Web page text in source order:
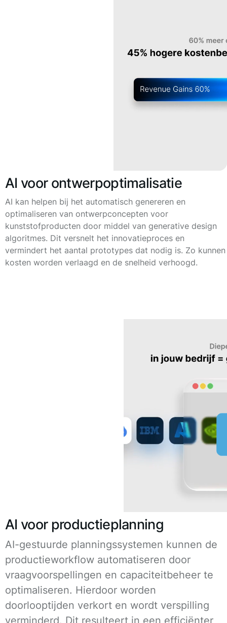
AI voor ontwerpoptimalisatie
AI kan helpen bij het automatisch genereren en
optimaliseren van ontwerpconcepten voor
kunststofproducten door middel van generative design
algoritmes. Dit versnelt het innovatieproces en
vermindert het aantal prototypes dat nodig is. Zo kunnen
kosten worden verlaagd en de snelheid verhoogd.
AI voor productieplanning
AI-gestuurde planningssystemen kunnen de
productieworkflow automatiseren door
vraagvoorspellingen en capaciteitbeheer te
optimaliseren. Hierdoor worden
doorlooptijden verkort en wordt verspilling
verminderd. Dit resulteert in een efficiënter